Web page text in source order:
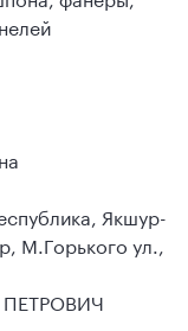
Якшур-
М.Горького ул.,